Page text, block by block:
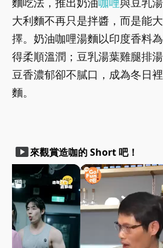
大利麵不再只是拌醬，而是能
擇。奶油咖哩湯麵以印度香料
得柔順溫潤；豆乳湯葉雞腿排
豆香濃郁卻不膩口，成為冬日
麵。
smart_display來觀賞造咖的 Short 吧！